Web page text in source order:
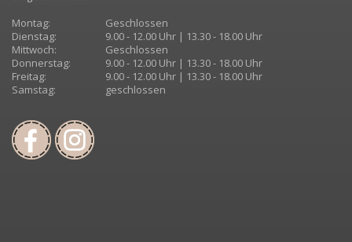
Montag:
Geschlossen
Dienstag:
9.00 - 12.00 Uhr | 13.30 - 18.00 Uhr
Mittwoch:
Geschlossen
Donnerstag:
9.00 - 12.00 Uhr | 13.30 - 18.00 Uhr
Freitag:
9.00 - 12.00 Uhr | 13.30 - 18.00 Uhr
Samstag:
geschlossen